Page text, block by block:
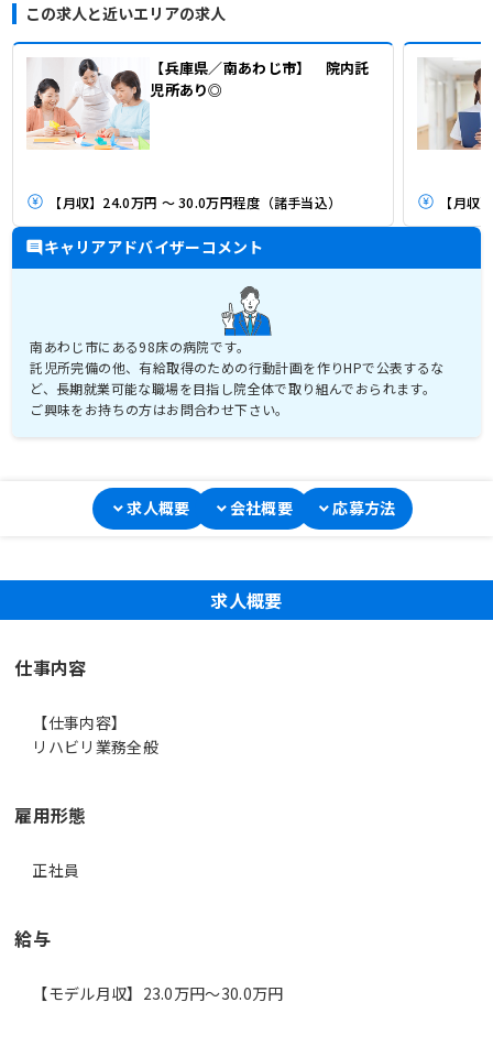
この求人と近いエリアの求人
【兵庫県／南あわじ市】 院内託
児所あり◎
【月収】24.0万円 ～ 30.0万円程度（諸手当込） 【月収
キャリアアドバイザーコメント
南あわじ市にある98床の病院です。
託児所完備の他、有給取得のための行動計画を作りHPで公表するな
ど、長期就業可能な職場を目指し院全体で取り組んでおられます。
ご興味をお持ちの方はお問合わせ下さい。
求人概要 会社概要 応募方法
求人概要
仕事内容
【仕事内容】
リハビリ業務全般
雇用形態
正社員
給与
【モデル月収】23.0万円〜30.0万円